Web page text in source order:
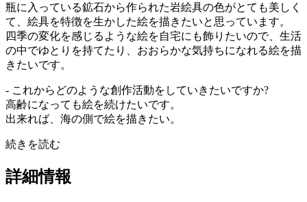
瓶に入っている鉱石から作られた岩絵具の色がとても美しく
て、絵具を特徴を生かした絵を描きたいと思っています。
四季の変化を感じるような絵を自宅にも飾りたいので、生活
の中でゆとりを持てたり、おおらかな気持ちになれる絵を描
きたいです。
- これからどのような創作活動をしていきたいですか?
高齢になっても絵を続けたいです。
出来れば、海の側で絵を描きたい。
続きを読む
詳細情報